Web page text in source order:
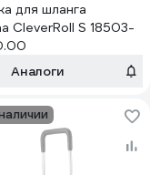
для шланга
CleverRoll S 18503-
Аналоги